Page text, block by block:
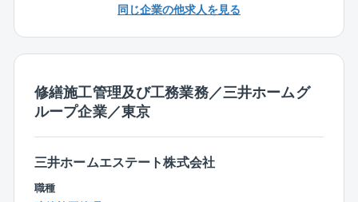
■入居者からの問い合わせ対応
■退去時の立ち会い、原状回復工事の手配、敷金精算
■オーナーさまへの報告・連絡
■不動産売買
■新築物件に関する提案 など
09:00 出社 メールの確認・返信
10:00 電話対応
同じ企業の他求人を見る
修繕施工管理及び工務業務／三井ホームグ
ループ企業／東京
三井ホームエステート株式会社
職種